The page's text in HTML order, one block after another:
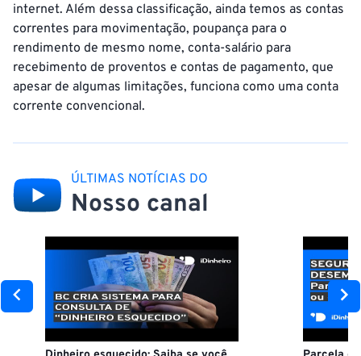
internet. Além dessa classificação, ainda temos as contas
correntes para movimentação, poupança para o
rendimento de mesmo nome, conta-salário para
recebimento de proventos e contas de pagamento, que
apesar de algumas limitações, funciona como uma conta
corrente convencional.
ÚLTIMAS NOTÍCIAS DO
Nosso canal